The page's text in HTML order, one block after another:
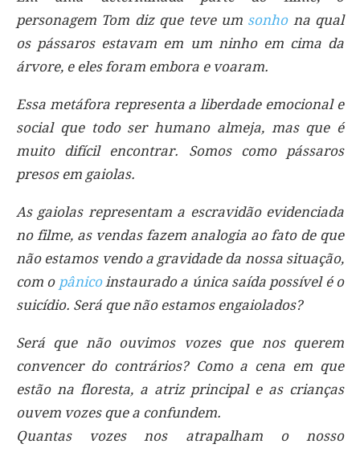
personagem Tom diz que teve um sonhona qual
os pássaros estavam em um ninho em cima da
árvore, e eles foram embora e voaram.
Essa metáfora representa a liberdade emocional e
social que todo ser humano almeja, mas que é
muito difícil encontrar. Somos como pássaros
presos em gaiolas.
As gaiolas representam a escravidão evidenciada
no filme, as vendas fazem analogia ao fato de que
não estamos vendo a gravidade da nossa situação,
com o pânicoinstaurado a única saída possível é o
suicídio. Será que não estamos engaiolados?
Será que não ouvimos vozes que nos querem
convencer do contrários? Como a cena em que
estão na floresta, a atriz principal e as crianças
ouvem vozes que a confundem.
Quantas vozes nos atrapalham o nosso